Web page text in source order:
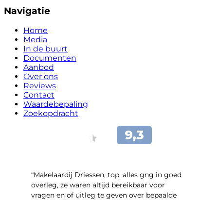
Navigatie
Home
Media
In de buurt
Documenten
Aanbod
Over ons
Reviews
Contact
Waardebepaling
Zoekopdracht
“Makelaardij Driessen, top, alles gng in goed
overleg, ze waren altijd bereikbaar voor
vragen en of uitleg te geven over bepaalde